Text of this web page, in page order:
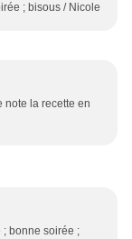
; bisous / Nicole
note la recette en
; bonne soirée ;